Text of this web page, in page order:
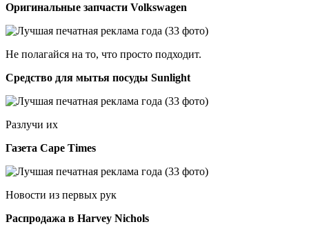
Оригинальные запчасти Volkswagen
Не полагайся на то, что просто подходит.
Средство для мытья посуды Sunlight
Разлучи их
Газета Cape Times
Новости из первых рук
Распродажа в Harvey Nichols